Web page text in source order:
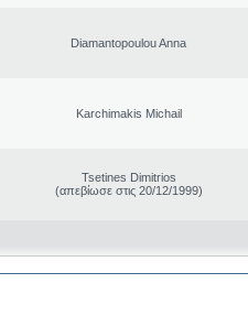
Diamantopoulou Anna
Karchimakis Michail
Tsetines Dimitrios
(απεβίωσε στις 20/12/1999)